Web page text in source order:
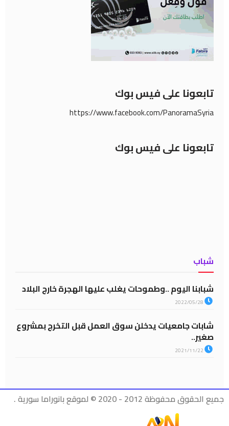
تابعونا على فيس بوك
https://www.facebook.com/PanoramaSyria
تابعونا على فيس بوك
شباب
شبابنا اليوم ..وطموحات يغلب عليها الهجرة خارج البلاد
شابات جامعيات يدخلن سوق العمل قبل التخرج بمشروع
صغير..
جميع الحقوق محفوظة 2012 - 2020 © لموقع بانوراما سورية .